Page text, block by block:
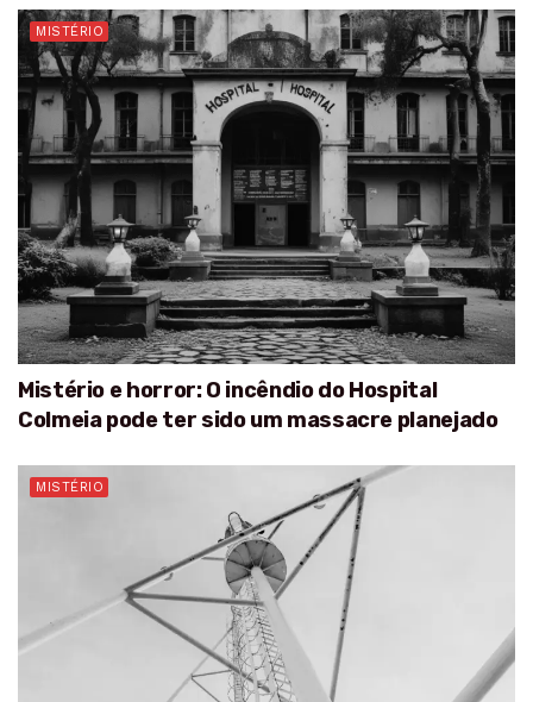
MISTÉRIO
Mistério e horror: O incêndio do Hospital
Colmeia pode ter sido um massacre planejado
MISTÉRIO